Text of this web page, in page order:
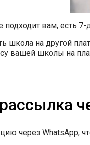
подходит вам,
школа на другой
вашей школы на
через WhatsApp,